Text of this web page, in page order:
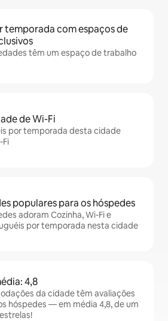
temporada com espaços de
têm um espaço de trabalho
de Wi-Fi
por temporada desta cidade
Fi
populares para os hóspedes
adoram Cozinha, Wi-Fi e
por temporada nesta cidade
4,8
da cidade têm avaliações
hóspedes — em média 4,8, de um